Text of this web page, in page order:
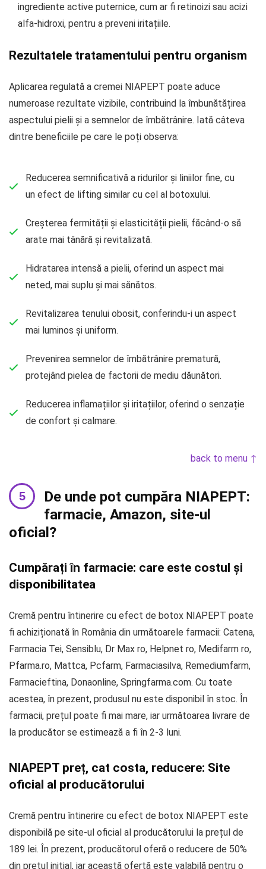
ingrediente active puternice, cum ar fi retinoizi sau acizi
alfa-hidroxi, pentru a preveni iritațiile.
Rezultatele tratamentului pentru organism
Aplicarea regulată a cremei NIAPEPT poate aduce
numeroase rezultate vizibile, contribuind la îmbunătățirea
aspectului pielii și a semnelor de îmbătrânire. Iată câteva
dintre beneficiile pe care le poți observa:
Reducerea semnificativă a ridurilor și liniilor fine, cu
un efect de lifting similar cu cel al botoxului.
Creșterea fermității și elasticității pielii, făcând-o să
arate mai tânără și revitalizată.
Hidratarea intensă a pielii, oferind un aspect mai
neted, mai suplu și mai sănătos.
Revitalizarea tenului obosit, conferindu-i un aspect
mai luminos și uniform.
Prevenirea semnelor de îmbătrânire prematură,
protejând pielea de factorii de mediu dăunători.
Reducerea inflamațiilor și iritațiilor, oferind o senzație
de confort și calmare.
back to menu ↑
De unde pot cumpăra NIAPEPT:
farmacie, Amazon, site-ul
oficial?
Cumpărați în farmacie: care este costul și
disponibilitatea
Cremă pentru întinerire cu efect de botox NIAPEPT poate
fi achiziționată în România din următoarele farmacii: Catena,
Farmacia Tei, Sensiblu, Dr Max ro, Helpnet ro, Medifarm ro,
Pfarma.ro, Mattca, Pcfarm, Farmaciasilva, Remediumfarm,
Farmacieftina, Donaonline, Springfarma.com. Cu toate
acestea, în prezent, produsul nu este disponibil în stoc. În
farmacii, prețul poate fi mai mare, iar următoarea livrare de
la producător se estimează a fi în 2-3 luni.
NIAPEPT preț, cat costa, reducere: Site
oficial al producătorului
Cremă pentru întinerire cu efect de botox NIAPEPT este
disponibilă pe site-ul oficial al producătorului la prețul de
189 lei. În prezent, producătorul oferă o reducere de 50%
din prețul inițial, iar această ofertă este valabilă pentru o